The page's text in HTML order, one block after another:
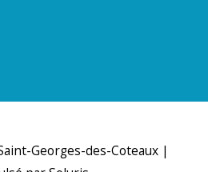
Georges-des-Coteaux|